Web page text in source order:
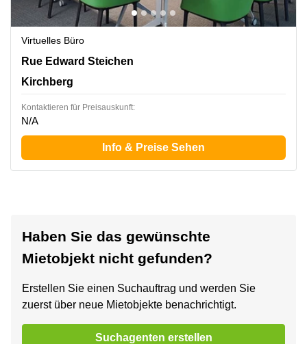
Virtuelles Büro
2 Rue Edward Steichen,1<sup>er</sup> étage de
Rue Edward Steichen
Kirchberg
Kontaktieren für Preisauskunft:
N/A
Info & Preise Sehen
Haben Sie das gewünschte
Mietobjekt nicht gefunden?
Erstellen Sie einen Suchauftrag und werden Sie
zuerst über neue Mietobjekte benachrichtigt.
Suchagenten erstellen